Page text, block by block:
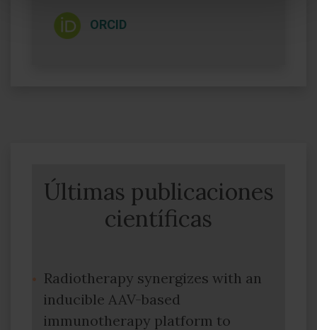
ORCID
Últimas publicaciones
científicas
Radiotherapy synergizes with an
inducible AAV-based
immunotherapy platform to